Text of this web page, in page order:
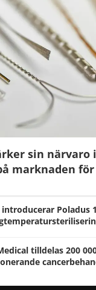
sin närvaro
marknaden
introducerar Poladus
tilldelas 200